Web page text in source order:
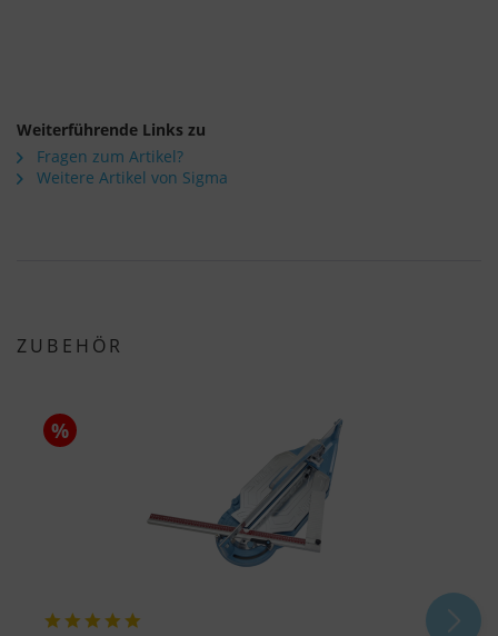
Weiterführende Links zu
Fragen zum Artikel?
Weitere Artikel von Sigma
ZUBEHÖR
%